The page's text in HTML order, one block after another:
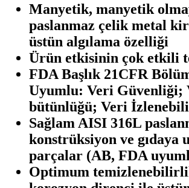
Manyetik, manyetik
paslanmaz çelik metal
üstün algılama özelliği
Ürün etkisinin çok etkili
FDA Başlık 21CFR
Uyumlu: Veri Güvenliği;
bütünlüğü; Veri
Sağlam AISI 316L
konstrüksiyon ve gıdaya
parçalar (AB, FDA
Optimum